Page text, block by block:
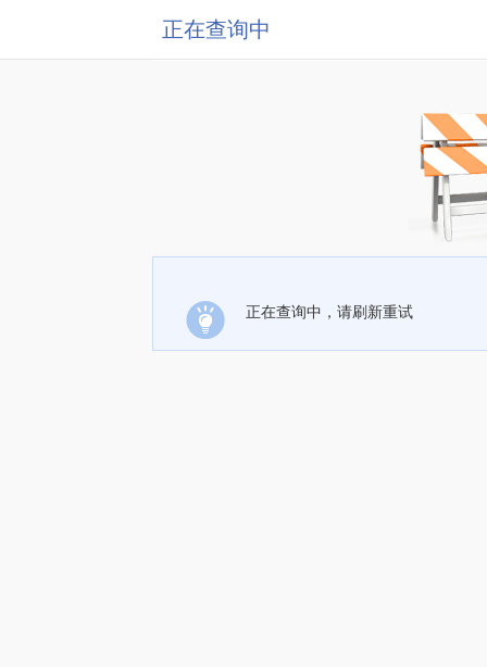
正在查询中
正在查询中，请刷新重试